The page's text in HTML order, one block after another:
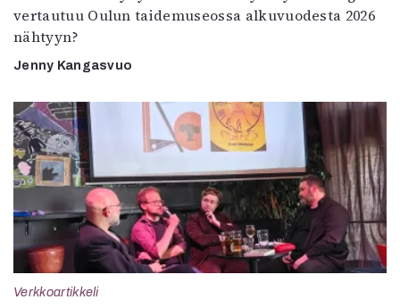
vertautuu Oulun taidemuseossa alkuvuodesta 2026
nähtyyn?
Jenny Kangasvuo
Verkkoartikkeli